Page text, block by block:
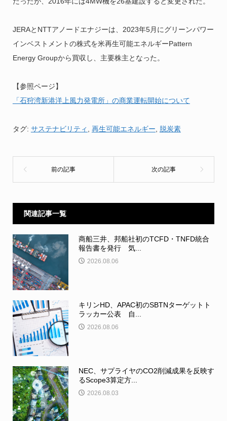
JERAとNTTアノードエナジーは、2023年5月にグリーンパワー
インベストメントの株式を米再生可能エネルギーPattern
Energy Groupから買収し、主要株主となった。
【参照ページ】
「石狩湾新港洋上風力発電所」の商業運転開始について
タグ: サステナビリティ 再生可能エネルギー 脱炭素
関連記事一覧
商船三井、邦船社初のTCFD・TNFD統合
報告書を発行 気...
2026.08.06
キリンHD、APAC初のSBTNターゲットト
ラッカー公表 自...
2026.08.06
NEC、サプライヤのCO2削減成果を反映す
るScope3算定方...
2026.08.03